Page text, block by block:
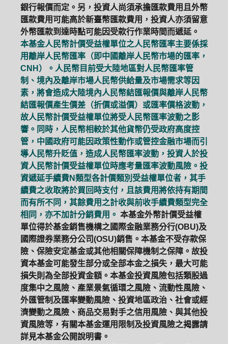
銀行報價而定。另，投資人尚須承擔匯款費用且外幣
匯款費用可能高於新臺幣匯款費用，投資人亦須留意
外幣匯款到達時點可能因受款行作業時間而遞延。
本基金人民幣計價受益權單位之人民幣匯率主要係採
用離岸人民幣匯率（即中國離岸人民幣市場的匯率，
CNH）。人民幣目前受大陸地區對人民幣匯率管
制、境內及離岸市場人民幣供給量及市場需求等因
素，將會造成大陸境內人民幣結匯報價與離岸人民幣
結匯報價產生價差（折價或溢價）或匯率價格波動，
故人民幣計價受益權單位將受人民幣匯率波動之影
響。同時，人民幣相較於其他貨幣仍受政府高度控
管，中國政府可能因政策性動作或管控金融市場而引
導人民幣升貶值，造成人民幣匯率波動，投資人於投
資人民幣計價受益權單位時應考量匯率波動風險。投
資遞延手續費N類型各計價類別受益權單位者，其手
續費之收取將於買回時支付，且該費用將依持有期間
而有所不同，其餘費用之計收與前收手續費類型完全
相同，亦不加計分銷費用。 本基金外幣計價受益權
單位得於基金銷售機構之國際金融業務分行(OBU)及
國際證券業務分公司(OSU)銷售。本基金不受存款保
險、保險安定基金或其他相關保障機制之保障。故投
資本基金可能發生部分或全部本金之損失，最大可能
損失則為全部投資金額。本基金投資風險包括類股過
度集中之風險、產業景氣循環之風險、流動性風險、
外匯管制及匯率變動風險、投資地區政治、社會或經
濟變動之風險、商品交易對手之信用風險、與其他投
資風險等，有關本基金運用限制及投資風險之揭露請
詳見本基金公開說明書。